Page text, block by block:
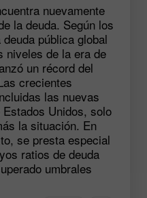
nuevamente
la deuda. Según los
pública global
niveles de la era de
un récord del
crecientes
las nuevas
Unidos, solo
la situación. En
se presta especial
ratios de deuda
umbrales